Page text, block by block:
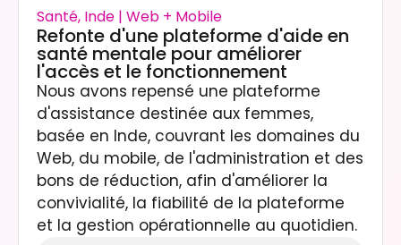
Santé, Inde | Web + Mobile
Refonte d'une plateforme d'aide en
santé mentale pour améliorer
l'accès et le fonctionnement
Nous avons repensé une plateforme
d'assistance destinée aux femmes,
basée en Inde, couvrant les domaines du
Web, du mobile, de l'administration et des
bons de réduction, afin d'améliorer la
convivialité, la fiabilité de la plateforme
et la gestion opérationnelle au quotidien.